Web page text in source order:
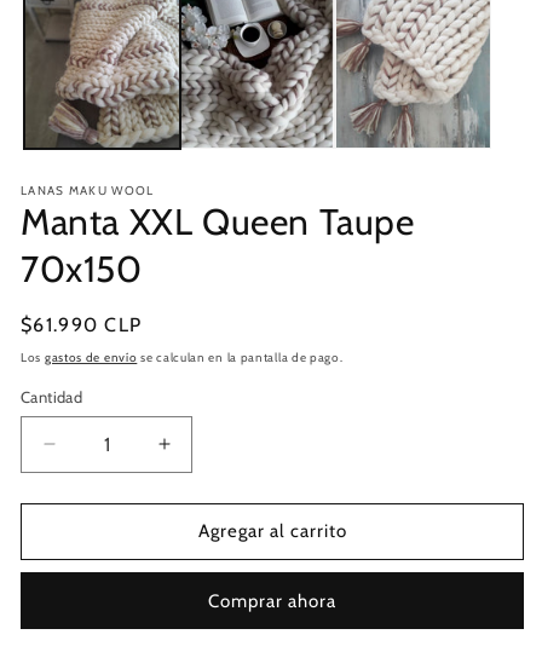
multimedia
ventana
modal
LANAS MAKU WOOL
Manta XXL Queen Taupe
70x150
Precio
habitual
$61.990 CLP
Los gastos de envío se calculan en la pantalla de pago.
Cantidad
Cantidad
Reducir
cantidad
para
XXL
70x150
Aumentar
cantidad
para
Manta
XXL
Taupe
70x150
Agregar al carrito
Comprar ahora